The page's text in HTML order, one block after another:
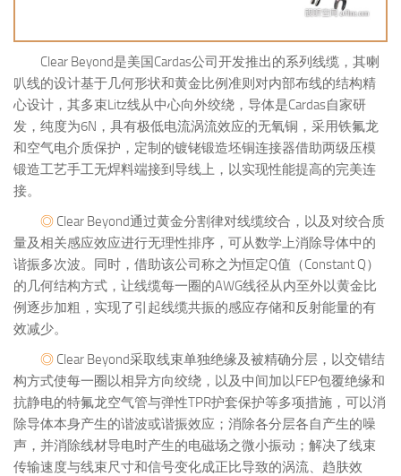
Clear Beyond是美国Cardas公司开发推出的系列线缆，其喇
叭线的设计基于几何形状和黄金比例准则对内部布线的结构精
心设计，其多束Litz线从中心向外绞绕，导体是Cardas自家研
发，纯度为6N，具有极低电流涡流效应的无氧铜，采用铁氟龙
和空气电介质保护，定制的镀铑锻造坯铜连接器借助两级压模
锻造工艺手工无焊料端接到导线上，以实现性能提高的完美连
接。
◎ Clear Beyond通过黄金分割律对线缆绞合，以及对绞合质
量及相关感应效应进行无理性排序，可从数学上消除导体中的
谐振多次波。同时，借助该公司称之为恒定Q值（Constant Q）
的几何结构方式，让线缆每一圈的AWG线径从内至外以黄金比
例逐步加粗，实现了引起线缆共振的感应存储和反射能量的有
效减少。
◎ Clear Beyond采取线束单独绝缘及被精确分层，以交错结
构方式使每一圈以相异方向绞绕，以及中间加以FEP包覆绝缘和
抗静电的特氟龙空气管与弹性TPR护套保护等多项措施，可以消
除导体本身产生的谐波或谐振效应；消除各分层各自产生的噪
声，并消除线材导电时产生的电磁场之微小振动；解决了线束
传输速度与线束尺寸和信号变化成正比导致的涡流、趋肤效